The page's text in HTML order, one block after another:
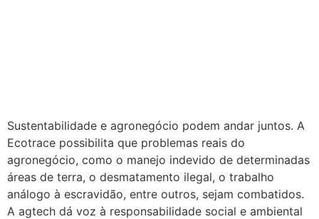
Sustentabilidade e agronegócio podem andar juntos. A
Ecotrace possibilita que problemas reais do
agronegócio, como o manejo indevido de determinadas
áreas de terra, o desmatamento ilegal, o trabalho
análogo à escravidão, entre outros, sejam combatidos.
A agtech dá voz à responsabilidade social e ambiental